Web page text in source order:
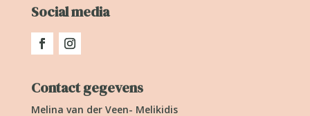
Social media
Contact gegevens
Melina van der Veen- Melikidis